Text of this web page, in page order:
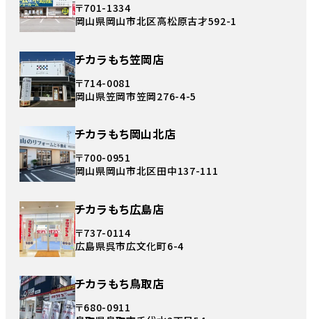
〒701-1334
岡山県岡山市北区高松原古才592-1
チカラもち笠岡店
〒714-0081
岡山県笠岡市笠岡276-4-5
チカラもち岡山北店
〒700-0951
岡山県岡山市北区田中137-111
チカラもち広島店
〒737-0114
広島県呉市広文化町6-4
チカラもち鳥取店
〒680-0911